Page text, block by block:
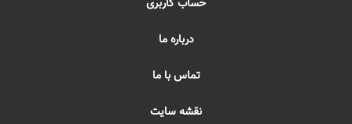
حساب کاربری
درباره ما
تماس با ما
نقشه سایت